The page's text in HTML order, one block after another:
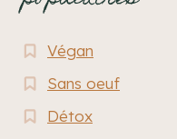
Végan
Sans oeuf
Détox